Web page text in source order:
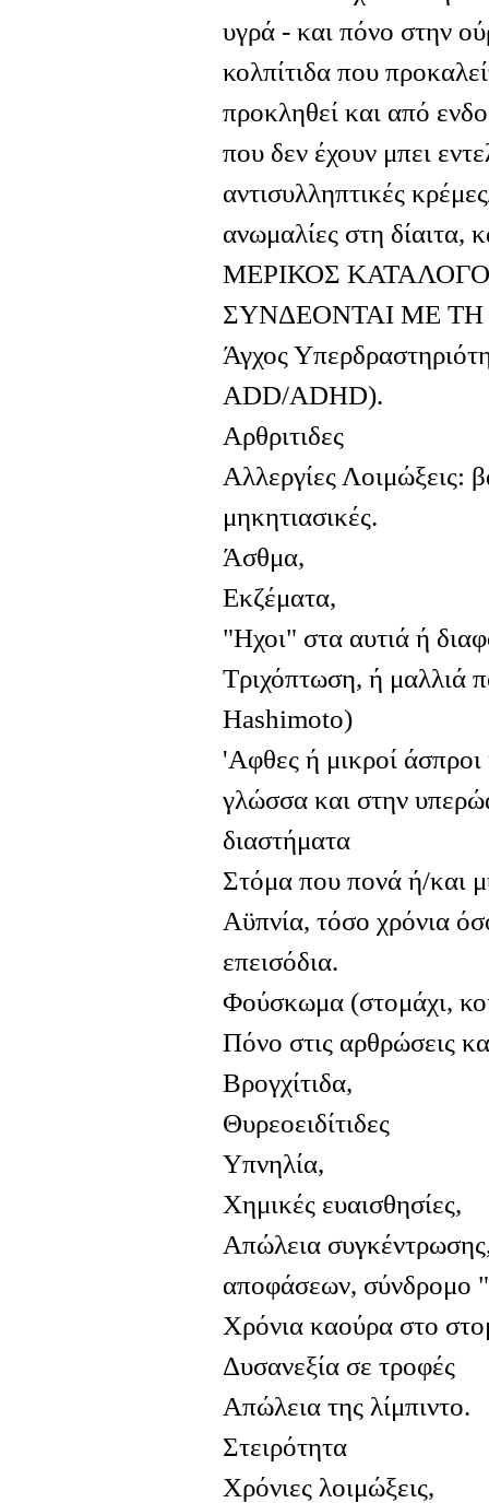
υγρά - και πόνο στην
κολπίτιδα που
προκληθεί και από
που δεν έχουν μπει
αντισυλληπτικές
ανωμαλίες στη δίαιτα,
ΜΕΡΙΚΟΣ
ΣΥΝΔΕΟΝΤΑΙ ΜΕ
Άγχος
ADD/ADHD).
Αρθριτιδες
Αλλεργίες Λοιμώξεις:
μηκητιασικές.
Άσθμα,
Εκζέματα,
"Ηχοι" στα αυτιά ή
Τριχόπτωση, ή μαλλιά
Hashimoto)
'Αφθες ή μικροί
γλώσσα και στην
διαστήματα
Στόμα που πονά ή/και
Αϋπνία, τόσο χρόνια
επεισόδια.
Φούσκωμα (στομάχι,
Πόνο στις αρθρώσεις
Βρογχίτιδα,
Θυρεοειδίτιδες
Υπνηλία,
Χημικές ευαισθησίες,
Απώλεια
αποφάσεων, σύνδρομο
Χρόνια καούρα στο
Δυσανεξία σε τροφές
Απώλεια της λίμπιντο.
Στειρότητα
Χρόνιες λοιμώξεις,